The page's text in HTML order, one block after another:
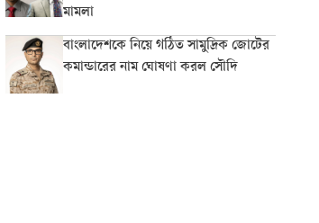
মামলা
বাংলাদেশকে নিয়ে গঠিত সামুদ্রিক জোটের
কমান্ডারের নাম ঘোষণা করল সৌদি